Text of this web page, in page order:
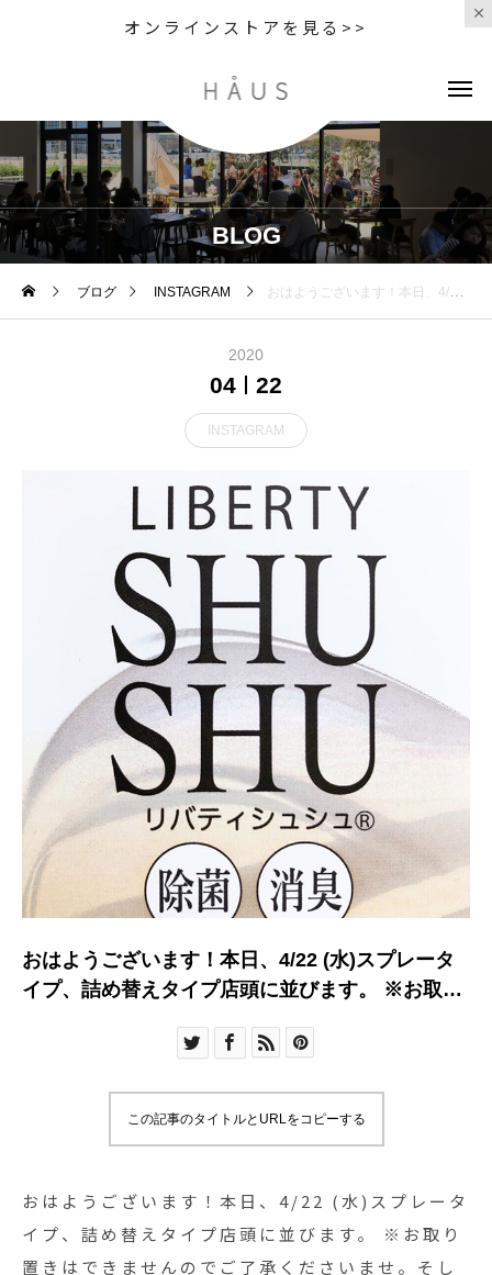
オンラインストアを見る>>
BLOG
ブログ INSTAGRAM おはようございます！本日、4/22 (水)スプレータイプ、詰め替えタイプ店頭に並びます。 ※お取り置きはできませんのでご了承くださいませ。そして本日よりSHOP19時閉店となります。お気をつけ下さいませ。SHOP 0852-61-5885TABLE HAUSはtakeoutのみで11:30〜17:00の営業となっております。受け取りは19:00までとなっております。是非、ご利用下さいませ！TABLE HAUS 0852-61-5888ご予約可能です！ .次亜塩素酸水は先日経済産業省から「新型コロナウイルスに有効な可能性がある消毒方法」としても公表されました。.有効な消毒液を手に入れて安心して日々をお過ごしいただければと思います。.#次亜塩素酸水#リバティシュシュ #殺菌 #ウイルス対策#haus #haus_matsue #hausmatsue #松江カフェ #島根カフェ #松江 #島根 #山陰
2020
04 22
INSTAGRAM
おはようございます！本日、4/22 (水)スプレータ
イプ、詰め替えタイプ店頭に並びます。 ※お取り
て本日よりSHOP19時閉店となります。お気をつ
HAUSはtakeoutのみで11:30〜17:00の営業となっ
0852-61-5888ご予約可能です！ .次亜塩素酸水は
先日経済産業省から「新型コロナウイルスに有効
な可能性がある消毒方法」としても公表されまし
この記事のタイトルとURLをコピーする
おはようございます！本日、4/22 (水)スプレータ
イプ、詰め替えタイプ店頭に並びます。 ※お取り
置きはできませんのでご了承くださいませ。そし